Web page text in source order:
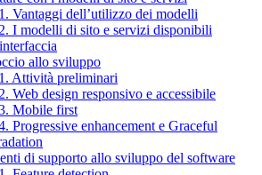
Vantaggi dell’utilizzo dei modelli
I modelli di sito e servizi disponibili
allo sviluppo
Attività preliminari
Web design responsivo e accessibile
Mobile first
Progressive enhancement e Graceful
di supporto allo sviluppo del software